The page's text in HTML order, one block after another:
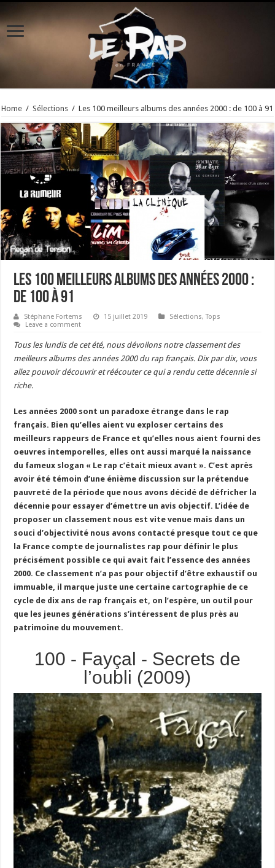
Home / Sélections / Les 100 meilleurs albums des années 2000 : de 100 à 91
Les 100 meilleurs albums des années 2000 :
de 100 à 91
Stéphane Fortems 15 juillet 2019 Sélections,Tops
Leave a comment
Tous les lundis de cet été, nous dévoilons notre classement des
meilleurs albums des années 2000 du rap français. Dix par dix, vous
allez pouvoir découvrir et réécouter ce qui a rendu cette décennie si
riche.
Les années 2000 sont un paradoxe étrange dans le rap
français. Bien qu’elles aient vu exploser certains des
meilleurs rappeurs de France et qu’elles nous aient fourni des
oeuvres intemporelles, elles ont aussi marqué la naissance
du fameux slogan « Le rap c’était mieux avant ». C’est après
avoir été témoin d’une énième discussion sur la prétendue
pauvreté de la période que nous avons décidé de défricher la
décennie pour essayer d’émettre un avis objectif. L’idée de
proposer un classement nous est vite venue mais dans un
souci d’objectivité nous avons contacté presque tout ce que
la France compte de journalistes rap pour définir le plus
précisément possible ce qui avait fait l’essence des années
2000. Ce classement n’a pas pour objectif d’être exhaustif ou
immuable, il marque juste une certaine cartographie de ce
cycle de dix ans de rap français et, on l’espère, un outil pour
que les jeunes générations s’intéressent de plus près au
patrimoine du mouvement.
100 - Fayçal - Secrets de
l’oubli (2009)